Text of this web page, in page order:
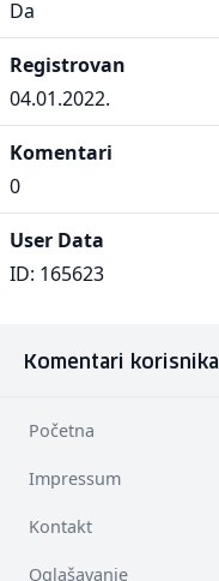
Da
Registrovan
04.01.2022.
Komentari
0
User Data
ID: 165623
Komentari korisnika
Početna
Impressum
Kontakt
Oglašavanje